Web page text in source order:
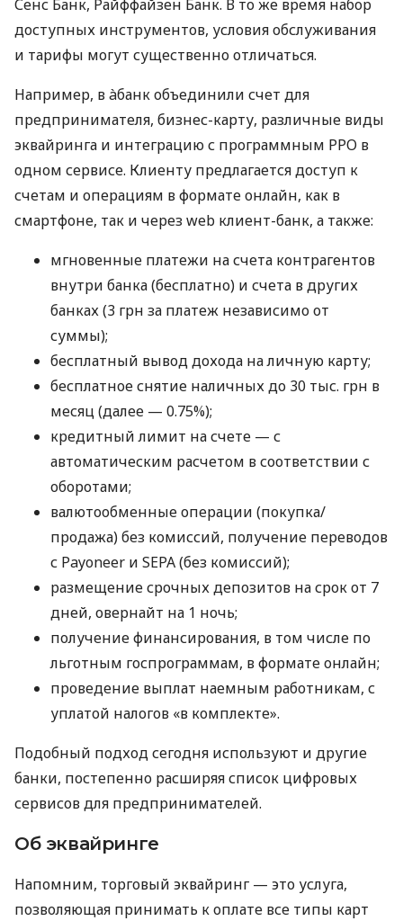
Сенс Банк, Райффайзен Банк. В то же время набор
доступных инструментов, условия обслуживания
и тарифы могут существенно отличаться.
Например, в àбанк объединили счет для
предпринимателя, бизнес-карту, различные виды
эквайринга и интеграцию с программным РРО в
одном сервисе. Клиенту предлагается доступ к
счетам и операциям в формате онлайн, как в
смартфоне, так и через web клиент-банк, а также:
мгновенные платежи на счета контрагентов
внутри банка (бесплатно) и счета в других
банках (3 грн за платеж независимо от
суммы);
бесплатный вывод дохода на личную карту;
бесплатное снятие наличных до 30 тыс. грн в
месяц (далее — 0.75%);
кредитный лимит на счете — с
автоматическим расчетом в соответствии с
оборотами;
валютообменные операции (покупка/
продажа) без комиссий, получение переводов
с Payoneer и SEPA (без комиссий);
размещение срочных депозитов на срок от 7
дней, овернайт на 1 ночь;
получение финансирования, в том числе по
льготным госпрограммам, в формате онлайн;
проведение выплат наемным работникам, с
уплатой налогов «в комплекте».
Подобный подход сегодня используют и другие
банки, постепенно расширяя список цифровых
сервисов для предпринимателей.
Об эквайринге
Напомним, торговый эквайринг — это услуга,
позволяющая принимать к оплате все типы карт